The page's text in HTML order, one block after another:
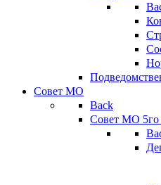
Совет МО
Back
Совет МО 5го